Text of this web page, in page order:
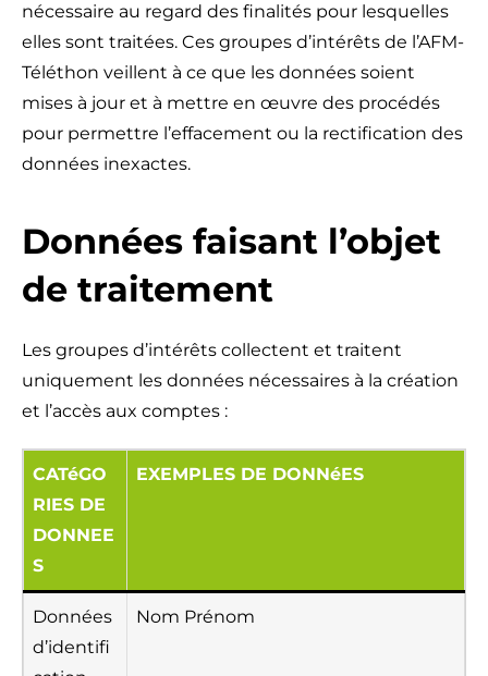
nécessaire au regard des finalités pour lesquelles
elles sont traitées. Ces groupes d’intérêts de l’AFM-
Téléthon veillent à ce que les données soient
mises à jour et à mettre en œuvre des procédés
pour permettre l’effacement ou la rectification des
données inexactes.
Données faisant l’objet
de traitement
Les groupes d’intérêts collectent et traitent
uniquement les données nécessaires à la création
et l’accès aux comptes :
CATéGO
RIES DE
DONNEE
S
EXEMPLES DE DONNéES
Données
d’identifi
Nom Prénom